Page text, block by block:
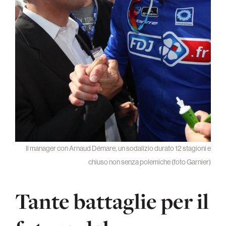
Il manager con Arnaud Démare, un sodalizio durato 12 stagioni e
chiuso non senza polemiche (foto Garnier)
Tante battaglie per il